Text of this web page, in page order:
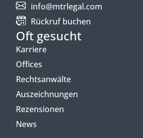
info@mtrlegal.com
Rückruf buchen
Oft gesucht
Karriere
Offices
Rechtsanwälte
Auszeichnungen
Rezensionen
News